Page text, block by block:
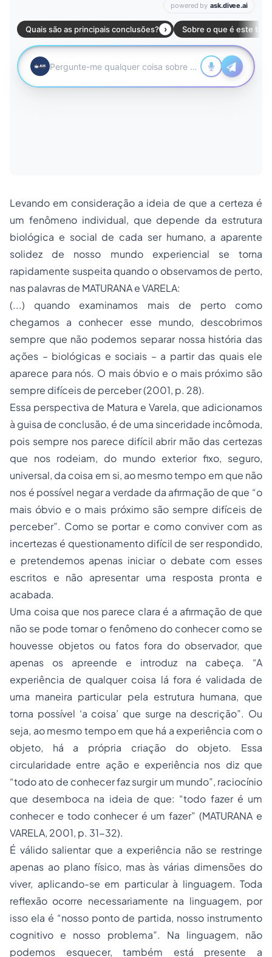
Levando em consideração a ideia de que a certeza é
um fenômeno individual, que depende da estrutura
biológica e social de cada ser humano, a aparente
solidez de nosso mundo experiencial se torna
rapidamente suspeita quando o observamos de perto,
nas palavras de MATURANA e VARELA:
(...) quando examinamos mais de perto como
chegamos a conhecer esse mundo, descobrimos
sempre que não podemos separar nossa história das
ações – biológicas e sociais – a partir das quais ele
aparece para nós. O mais óbvio e o mais próximo são
sempre difíceis de perceber (2001, p. 28).
Essa perspectiva de Matura e Varela, que adicionamos
à guisa de conclusão, é de uma sinceridade incômoda,
pois sempre nos parece difícil abrir mão das certezas
que nos rodeiam, do mundo exterior fixo, seguro,
universal, da coisa em si, ao mesmo tempo em que não
nos é possível negar a verdade da afirmação de que “o
mais óbvio e o mais próximo são sempre difíceis de
perceber”. Como se portar e como conviver com as
incertezas é questionamento difícil de ser respondido,
e pretendemos apenas iniciar o debate com esses
escritos e não apresentar uma resposta pronta e
acabada.
Uma coisa que nos parece clara é a afirmação de que
não se pode tomar o fenômeno do conhecer como se
houvesse objetos ou fatos fora do observador, que
apenas os apreende e introduz na cabeça. “A
experiência de qualquer coisa lá fora é validada de
uma maneira particular pela estrutura humana, que
torna possível ‘a coisa’ que surge na descrição”. Ou
seja, ao mesmo tempo em que há a experiência com o
objeto, há a própria criação do objeto. Essa
circularidade entre ação e experiência nos diz que
“todo ato de conhecer faz surgir um mundo”, raciocínio
que desemboca na ideia de que: “todo fazer é um
conhecer e todo conhecer é um fazer” (MATURANA e
VARELA, 2001, p. 31-32).
É válido salientar que a experiência não se restringe
apenas ao plano físico, mas às várias dimensões do
viver, aplicando-se em particular à linguagem. Toda
reflexão ocorre necessariamente na linguagem, por
isso ela é “nosso ponto de partida, nosso instrumento
cognitivo e nosso problema”. Na linguagem, não
podemos esquecer, também está presente a